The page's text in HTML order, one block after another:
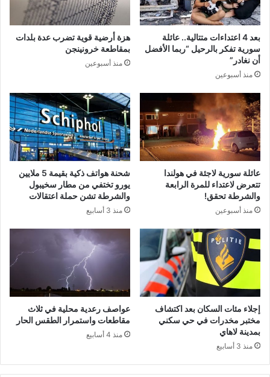
بعد 4 اعتداءات متتالية.. عائلة
سورية تفكر بالرحيل “ربما الأفضل
أن نغادر”
منذ أسبوعين
هزة أرضية قوية تضرب عدة بلدات
بمقاطعة خرونينجن
منذ أسبوعين
عائلة سورية لاجئة في هولندا
تتعرض لاعتداء للمرة الرابعة
والشرطة تحقق!
منذ أسبوعين
شحنة هواتف ذكية بقيمة 5 ملايين
يورو تختفي من مطار سخيبول
والشرطة تشن حملة اعتقالات
منذ 3 أسابيع
إجلاء مئات السكان بعد اكتشاف
مختبر مخدرات في حي سكني
بمدينة لاهاي
منذ 3 أسابيع
عواصف رعدية محلية في ثلاث
مقاطعات واستمرار الطقس الحار
منذ 4 أسابيع